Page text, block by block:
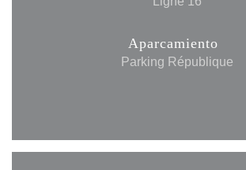
Aparcamiento
Parking République